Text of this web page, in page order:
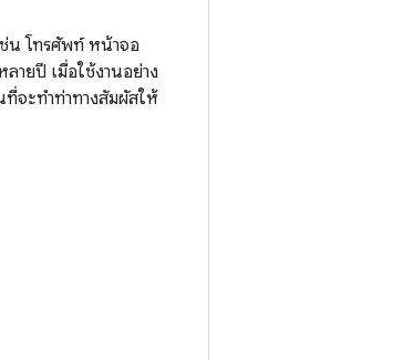
น โทรศัพท์ หน้าจอ
ยปี เมื่อใช้งานอย่าง
จะทำท่าทางสัมผัสให้